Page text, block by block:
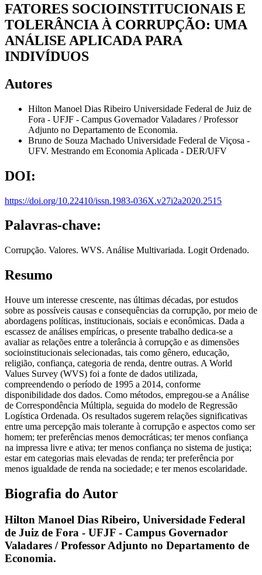
FATORES SOCIOINSTITUCIONAIS E
TOLERÂNCIA À CORRUPÇÃO: UMA
ANÁLISE APLICADA PARA
INDIVÍDUOS
Autores
Hilton Manoel Dias Ribeiro Universidade Federal de Juiz de
Fora - UFJF - Campus Governador Valadares / Professor
Adjunto no Departamento de Economia.
Bruno de Souza Machado Universidade Federal de Viçosa -
UFV. Mestrando em Economia Aplicada - DER/UFV
DOI:
https://doi.org/10.22410/issn.1983-036X.v27i2a2020.2515
Palavras-chave:
Corrupção. Valores. WVS. Análise Multivariada. Logit Ordenado.
Resumo
Houve um interesse crescente, nas últimas décadas, por estudos
sobre as possíveis causas e consequências da corrupção, por meio de
abordagens políticas, institucionais, sociais e econômicas. Dada a
escassez de análises empíricas, o presente trabalho dedica-se a
avaliar as relações entre a tolerância à corrupção e as dimensões
socioinstitucionais selecionadas, tais como gênero, educação,
religião, confiança, categoria de renda, dentre outras. A World
Values Survey (WVS) foi a fonte de dados utilizada,
compreendendo o período de 1995 a 2014, conforme
disponibilidade dos dados. Como métodos, empregou-se a Análise
de Correspondência Múltipla, seguida do modelo de Regressão
Logística Ordenada. Os resultados sugerem relações significativas
entre uma percepção mais tolerante à corrupção e aspectos como ser
homem; ter preferências menos democráticas; ter menos confiança
na impressa livre e ativa; ter menos confiança no sistema de justiça;
estar em categorias mais elevadas de renda; ter preferência por
menos igualdade de renda na sociedade; e ter menos escolaridade.
Biografia do Autor
Hilton Manoel Dias Ribeiro, Universidade Federal
de Juiz de Fora - UFJF - Campus Governador
Valadares / Professor Adjunto no Departamento de
Economia.